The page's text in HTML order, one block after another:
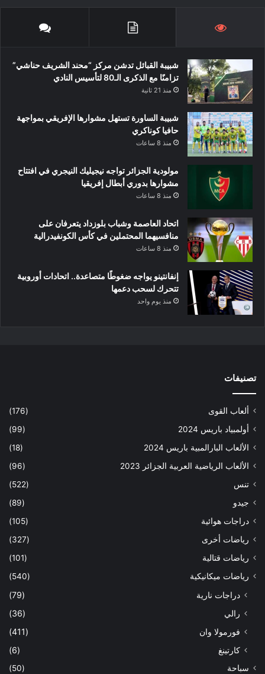
شبيبة القبائل تدشن مركز “محند الشريف حناشي”
تزامنًا مع الذكرى الـ80 لتأسيس النادي
منذ 21 ثانية
شبيبة الساورة تستهل مشوارها الإفريقي بمواجهة
حافيا كوناكري
منذ 8 ساعات
مولودية الجزائر تواجه نيجيليك النيجري في افتتاح
مشوارها بدوري أبطال إفريقيا
منذ 8 ساعات
اتحاد العاصمة وشباب بلوزداد يتعرفان على
منافسيهما المحتملين في كأس الكونفيدرالية
منذ 8 ساعات
إنفانتينو يواجه ضغوطًا متصاعدة.. اتحادات أوروبية
تتحرك لسحب دعمها
منذ يوم واحد
تصنيفات
ألعاب القوى
(176)
أولمبياد باريس 2024
(99)
الألعاب البارالمبية باريس 2024
(18)
الألعاب الرياضية العربية الجزائر 2023
(96)
تنس
(522)
جيدو
(89)
دراجات هوائية
(105)
رياضات أخرى
(327)
رياضات قتالية
(101)
رياضات ميكانيكية
(540)
دراجات نارية
(79)
رالي
(36)
فورمولا وان
(411)
كارتينغ
(6)
سباحة
(50)